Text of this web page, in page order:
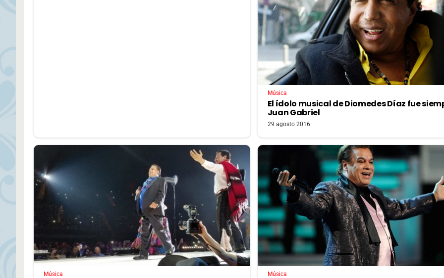
Música
El ídolo musical de Diomedes Díaz fue
Juan Gabriel
29 agosto 2016
Música Música